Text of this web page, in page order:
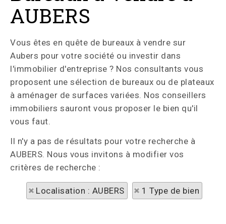
AUBERS
Vous êtes en quête de bureaux à vendre sur
Aubers pour votre société ou investir dans
l'immobilier d'entreprise ? Nos consultants vous
proposent une sélection de bureaux ou de plateaux
à aménager de surfaces variées. Nos conseillers
immobiliers sauront vous proposer le bien qu'il
vous faut.
Il n'y a pas de résultats pour votre recherche à
AUBERS. Nous vous invitons à modifier vos
critères de recherche :
Localisation : AUBERS 1 Type de bien